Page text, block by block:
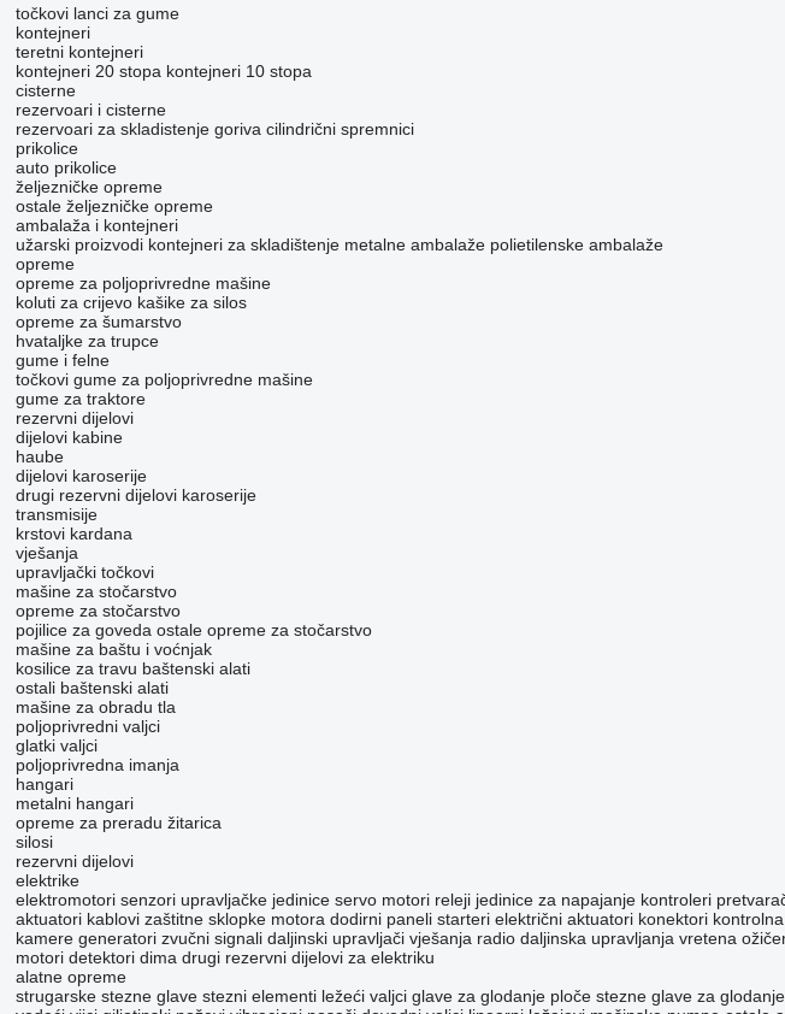
točkovi lanci za gume
kontejneri
teretni kontejneri
kontejneri 20 stopa kontejneri 10 stopa
cisterne
rezervoari i cisterne
rezervoari za skladistenje goriva cilindrični spremnici
prikolice
auto prikolice
željezničke opreme
ostale željezničke opreme
ambalaža i kontejneri
užarski proizvodi kontejneri za skladištenje metalne ambalaže polietilenske ambalaže
opreme
opreme za poljoprivredne mašine
koluti za crijevo kašike za silos
opreme za šumarstvo
hvataljke za trupce
gume i felne
točkovi gume za poljoprivredne mašine
gume za traktore
rezervni dijelovi
dijelovi kabine
haube
dijelovi karoserije
drugi rezervni dijelovi karoserije
transmisije
krstovi kardana
vješanja
upravljački točkovi
mašine za stočarstvo
opreme za stočarstvo
pojilice za goveda ostale opreme za stočarstvo
mašine za baštu i voćnjak
kosilice za travu baštenski alati
ostali baštenski alati
mašine za obradu tla
poljoprivredni valjci
glatki valjci
poljoprivrednа imanjа
hangari
metalni hangari
opreme za preradu žitarica
silosi
rezervni dijelovi
elektrike
elektromotori senzori upravljačke jedinice servo motori releji jedinice za napajanje kontroleri
aktuatori kablovi zaštitne sklopke motora dodirni paneli starteri električni aktuatori konektori
kamere generatori zvučni signali daljinski upravljači vješanja radio daljinska upravljanja vretena
motori detektori dima drugi rezervni dijelovi za elektriku
alatne opreme
strugarske stezne glave stezni elementi ležeći valjci glave za glodanje ploče stezne glave za glodanje